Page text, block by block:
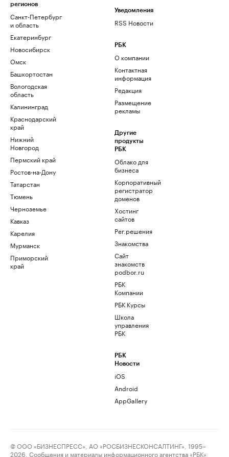
регионов
Санкт-Петербург
и область
Екатеринбург
Новосибирск
Омск
Башкортостан
Вологодская
область
Калининград
Краснодарский
край
Нижний
Новгород
Пермский край
Ростов-на-Дону
Татарстан
Тюмень
Черноземье
Кавказ
Карелия
Мурманск
Приморский
край
Уведомления
RSS Новости
РБК
О компании
Контактная
информация
Редакция
Размещение
рекламы
Другие
продукты
РБК
Облако для
бизнеса
Корпоративный
регистратор
доменов
Хостинг
сайтов
Рег.решения
Знакомства
Сайт
знакомств
podbor.ru
РБК
Компании
РБК Курсы
Школа
управления
РБК
РБК
Новости
iOS
Android
AppGallery
© ООО «БИЗНЕСПРЕСС», АО «РОСБИЗНЕСКОНСАЛТИНГ», 1995–
2026. Сообщения и материалы информационного агентства «РБК»